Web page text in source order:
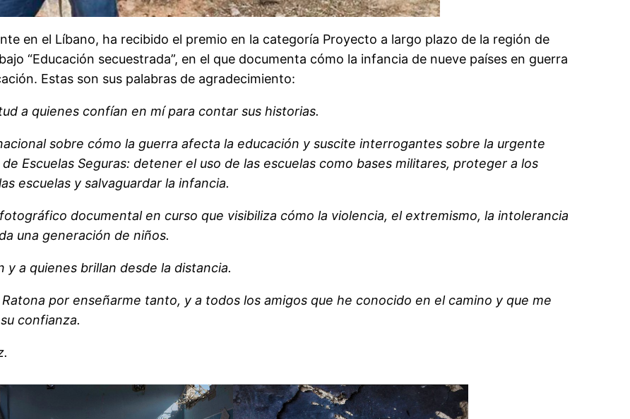
en el Líbano, ha recibido el premio en la categoría Proyecto a largo plazo de la región de
“Educación secuestrada”, en el que documenta cómo la infancia de nueve países en guerra
Estas son sus palabras de agradecimiento:
a quienes confían en mí para contar sus historias.
sobre cómo la guerra afecta la educación y suscite interrogantes sobre la urgente
Escuelas Seguras: detener el uso de las escuelas como bases militares, proteger a los
escuelas y salvaguardar la infancia.
documental en curso que visibiliza cómo la violencia, el extremismo, la intolerancia
una generación de niños.
y a quienes brillan desde la distancia.
por enseñarme tanto, y a todos los amigos que he conocido en el camino y que me
confianza.